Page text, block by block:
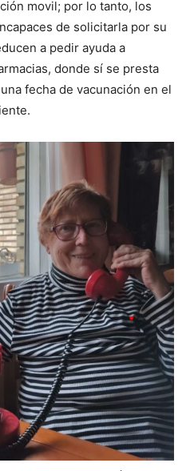
movil; por lo tanto, los
de solicitarla por su
a pedir ayuda a
donde sí se presta
fecha de vacunación en el